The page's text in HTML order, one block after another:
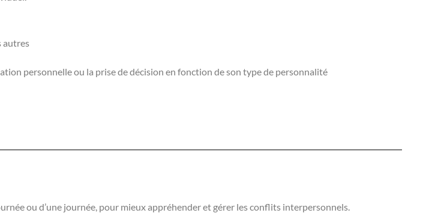
autres
personnelle ou la prise de décision en fonction de son type de personnalité
ou d’une journée, pour mieux appréhender et gérer les conflits interpersonnels.